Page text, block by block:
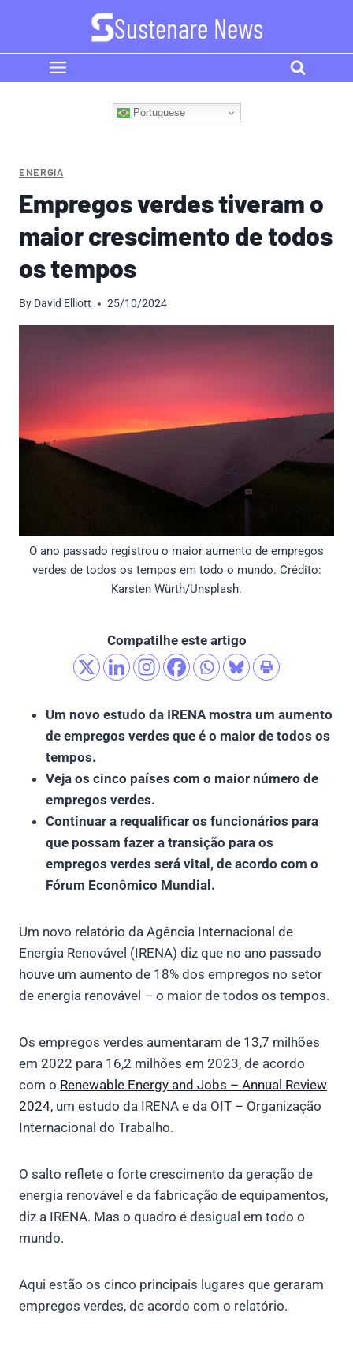
content
Sustenare News
Portuguese
ENERGIA
Empregos verdes tiveram o
maior crescimento de todos
os tempos
By David Elliott 25/10/2024
O ano passado registrou o maior aumento de empregos
verdes de todos os tempos em todo o mundo. Crédito:
Karsten Würth/Unsplash.
Compatilhe este artigo
Um novo estudo da IRENA mostra um aumento
de empregos verdes que é o maior de todos os
tempos.
Veja os cinco países com o maior número de
empregos verdes.
Continuar a requalificar os funcionários para
que possam fazer a transição para os
empregos verdes será vital, de acordo com o
Fórum Econômico Mundial.
Um novo relatório da Agência Internacional de
Energia Renovável (IRENA) diz que no ano passado
houve um aumento de 18% dos empregos no setor
de energia renovável – o maior de todos os tempos.
Os empregos verdes aumentaram de 13,7 milhões
em 2022 para 16,2 milhões em 2023, de acordo
com o Renewable Energy and Jobs – Annual Review
2024, um estudo da IRENA e da OIT – Organização
Internacional do Trabalho.
O salto reflete o forte crescimento da geração de
energia renovável e da fabricação de equipamentos,
diz a IRENA. Mas o quadro é desigual em todo o
mundo.
Aqui estão os cinco principais lugares que geraram
empregos verdes, de acordo com o relatório.